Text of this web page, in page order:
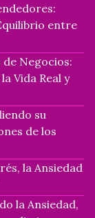
entre
Negocios:
Vida Real y
su
de los
la Ansiedad
la Ansiedad,